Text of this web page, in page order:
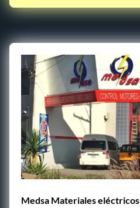
Medsa Materiales eléctricos